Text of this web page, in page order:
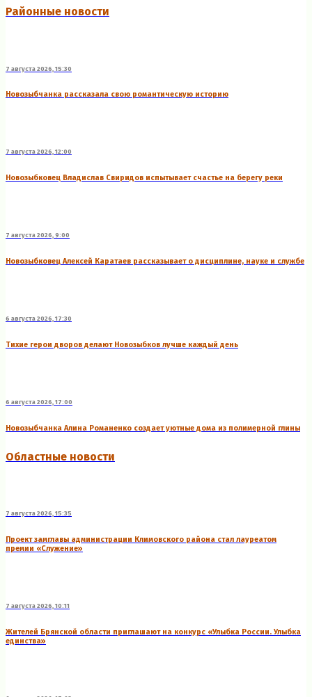
Районные новости
7 августа 2026, 15:30
Новозыбчанка рассказала свою романтическую историю
7 августа 2026, 12:00
Новозыбковец Владислав Свиридов испытывает счастье на берегу реки
7 августа 2026, 9:00
Новозыбковец Алексей Каратаев рассказывает о дисциплине, науке и службе
6 августа 2026, 17:30
Тихие герои дворов делают Новозыбков лучше каждый день
6 августа 2026, 17:00
Новозыбчанка Алина Романенко создает уютные дома из полимерной глины
Областные новости
7 августа 2026, 15:35
Проект замглавы администрации Климовского района стал лауреатом
премии «Служение»
7 августа 2026, 10:11
Жителей Брянской области приглашают на конкурс «Улыбка России. Улыбка
единства»